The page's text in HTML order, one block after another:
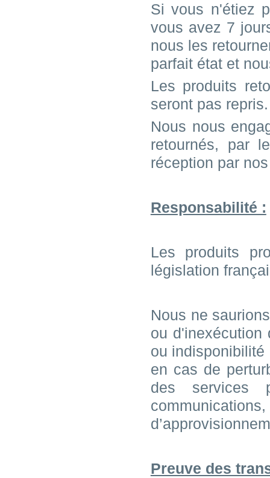
Si vous n'étiez
vous avez 7
nous les
parfait état et
Les produits
seront pas repris.
Nous nous
retournés, par
réception par
Responsabilité :
Les produits
législation
Nous ne
ou d'inexécution
ou
en cas de
des services
Preuve des